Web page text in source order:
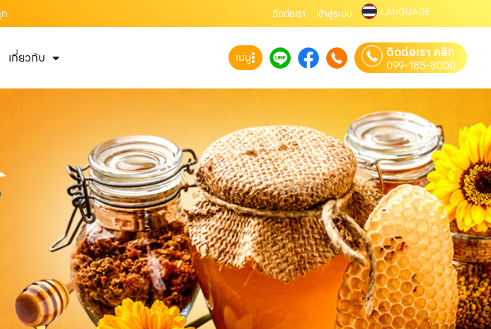
ติดต่อเรา เข้าสู่ระบบ LANGUAGE
เกี่ยวกับ เมนู ติดต่อเรา คลิก
099-185-8000